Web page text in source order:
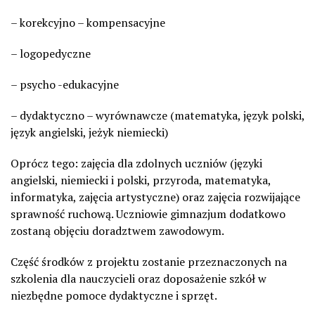
– korekcyjno – kompensacyjne
– logopedyczne
– psycho -edukacyjne
– dydaktyczno – wyrównawcze (matematyka, język polski,
język angielski, jeżyk niemiecki)
Oprócz tego: zajęcia dla zdolnych uczniów (języki
angielski, niemiecki i polski, przyroda, matematyka,
informatyka, zajęcia artystyczne) oraz zajęcia rozwijające
sprawność ruchową. Uczniowie gimnazjum dodatkowo
zostaną objęciu doradztwem zawodowym.
Część środków z projektu zostanie przeznaczonych na
szkolenia dla nauczycieli oraz doposażenie szkół w
niezbędne pomoce dydaktyczne i sprzęt.